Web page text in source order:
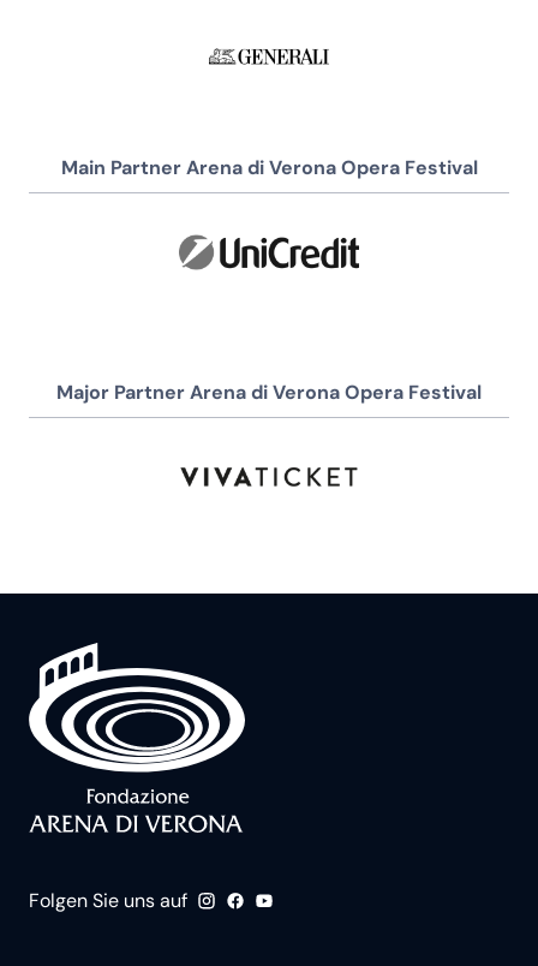
Main Partner Arena di Verona Opera Festival
Major Partner Arena di Verona Opera Festival
Folgen Sie uns auf